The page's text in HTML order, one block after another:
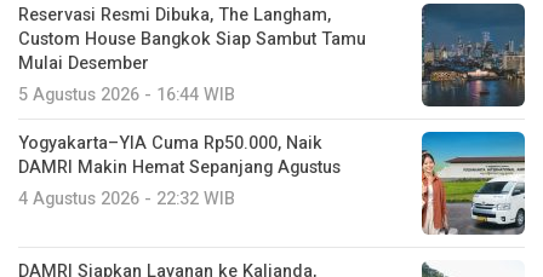
Reservasi Resmi Dibuka, The Langham,
Custom House Bangkok Siap Sambut Tamu
Mulai Desember
5 Agustus 2026 - 16:44 WIB
Yogyakarta–YIA Cuma Rp50.000, Naik
DAMRI Makin Hemat Sepanjang Agustus
4 Agustus 2026 - 22:32 WIB
DAMRI Siapkan Layanan ke Kalianda,